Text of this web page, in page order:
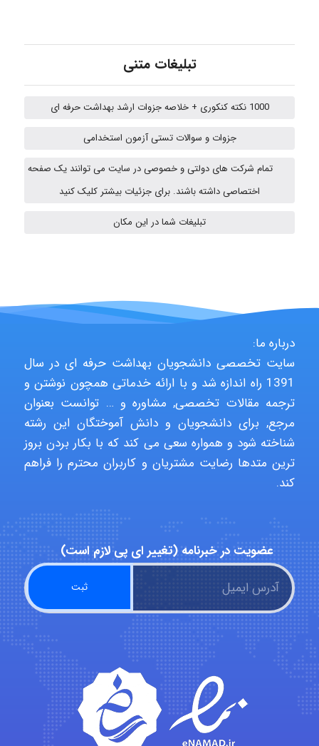
Iman Hosseini
Chehri
Poubakhtiari
Alirez0990
Kati
emami
ehtesham
Iman Hosseini
تبلیغات متنی
1000 نکته کنکوری + خلاصه جزوات ارشد بهداشت حرفه ای
جزوات و سوالات تستی آزمون استخدامی
تمام شرکت های دولتی و خصوصی در سایت می توانند یک صفحه
اختصاصی داشته باشند. برای جزئیات بیشتر کلیک کنید
تبلیغات شما در این مکان
درباره ما:
سایت تخصصی دانشجویان بهداشت حرفه ای در سال
1391 راه اندازه شد و با ارائه خدماتی همچون نوشتن و
ترجمه مقالات تخصصی, مشاوره و … توانست بعنوان
مرجع, برای دانشجویان و دانش آموختگان این رشته
شناخته شود و همواره سعی می کند که با بکار بردن بروز
ترین متدها رضایت مشتریان و کاربران محترم را فراهم
کند.
عضویت در خبرنامه (تغییر ای پی لازم است)